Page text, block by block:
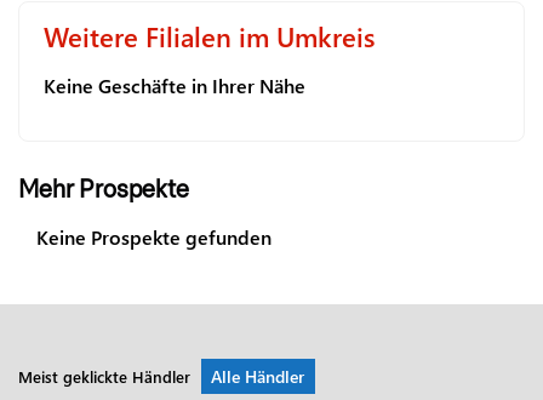
Weitere Filialen im Umkreis
Keine Geschäfte in Ihrer Nähe
Mehr Prospekte
Keine Prospekte gefunden
Meist geklickte Händler Alle Händler